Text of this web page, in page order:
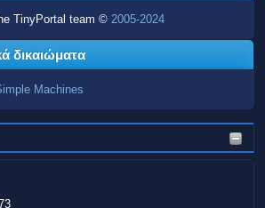
TinyPortal team © 2005-2024
δικαιώματα
Machines